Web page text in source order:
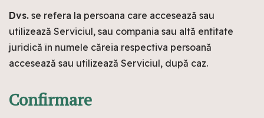
Dvs. se refera la persoana care accesează sau
utilizează Serviciul, sau compania sau altă entitate
juridică în numele căreia respectiva persoană
accesează sau utilizează Serviciul, după caz.
Confirmare